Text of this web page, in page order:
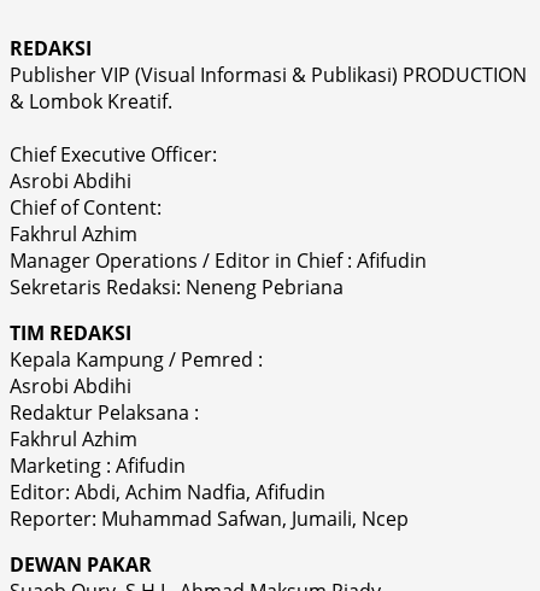
REDAKSI
Publisher VIP (Visual Informasi & Publikasi) PRODUCTION
& Lombok Kreatif.
Chief Executive Officer:
Asrobi Abdihi
Chief of Content:
Fakhrul Azhim
Manager Operations / Editor in Chief : Afifudin
Sekretaris Redaksi: Neneng Pebriana
TIM REDAKSI
Kepala Kampung / Pemred :
Asrobi Abdihi
Redaktur Pelaksana :
Fakhrul Azhim
Marketing : Afifudin
Editor: Abdi, Achim Nadfia, Afifudin
Reporter: Muhammad Safwan, Jumaili, Ncep
DEWAN PAKAR